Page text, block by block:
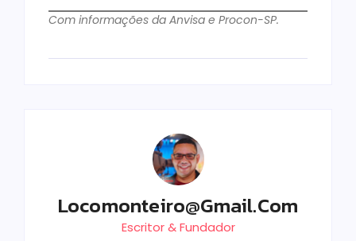
Com informações da Anvisa e Procon-SP.
Locomonteiro@gmail.com
Escritor & Fundador